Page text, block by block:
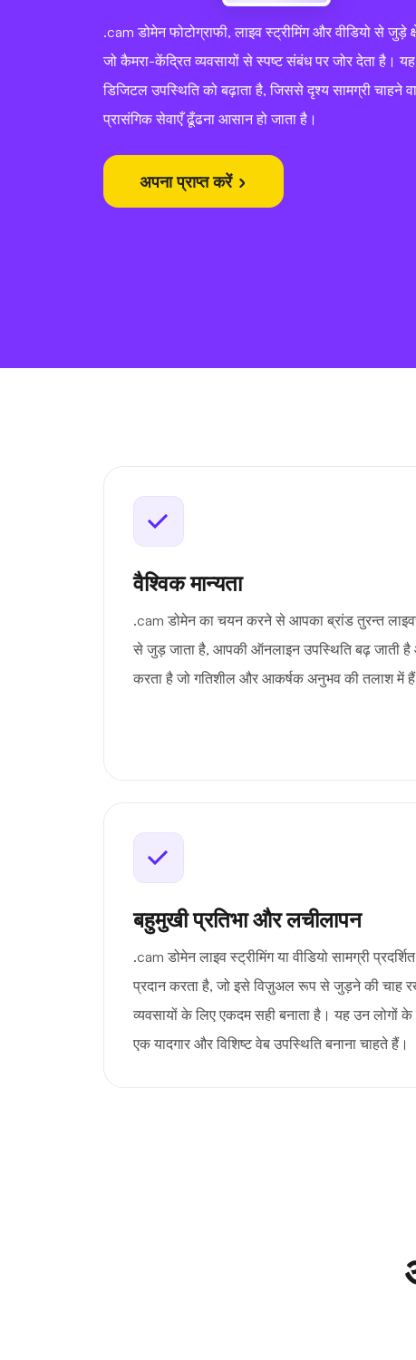
.cam डोमेन फोटोग्राफी, लाइव स्ट्रीमिंग और वीडियो से जुड़े
जो कैमरा-केंद्रित व्यवसायों से स्पष्ट संबंध पर जोर देता है।
डिजिटल उपस्थिति को बढ़ाता है, जिससे दृश्य सामग्री चाहने
प्रासंगिक सेवाएँ ढूँढना आसान हो जाता है।
अपना प्राप्त करें
वैश्विक मान्यता
.cam डोमेन का चयन करने से आपका ब्रांड तुरन्त
से जुड़ जाता है, आपकी ऑनलाइन उपस्थिति बढ़ जाती है
करता है जो गतिशील और आकर्षक अनुभव की तलाश में
बहुमुखी प्रतिभा और लचीलापन
.cam डोमेन लाइव स्ट्रीमिंग या वीडियो सामग्री
प्रदान करता है, जो इसे विज़ुअल रूप से जुड़ने की चाह
व्यवसायों के लिए एकदम सही बनाता है। यह उन लोगों के
एक यादगार और विशिष्ट वेब उपस्थिति बनाना चाहते हैं।